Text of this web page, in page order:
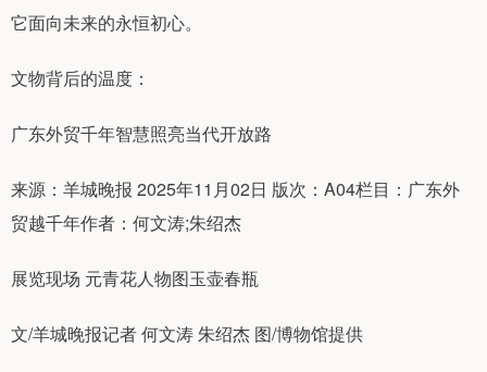
它面向未来的永恒初心。
文物背后的温度：
广东外贸千年智慧照亮当代开放路
来源：羊城晚报 2025年11月02日 版次：A04栏目：广东外
贸越千年作者：何文涛;朱绍杰
展览现场 元青花人物图玉壶春瓶
文/羊城晚报记者 何文涛 朱绍杰 图/博物馆提供